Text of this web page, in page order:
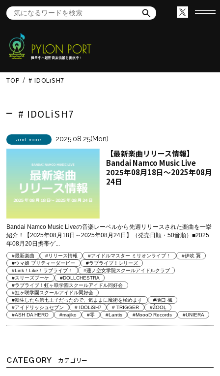
世界中へ最新音楽情報を出航中！
TOP # IDOLiSH7
# IDOLiSH7
and more 2025.08.25(Mon)
【最新楽曲リリース情報】
Bandai Namco Music Live
2025年08月18日～2025年08月
24日
Bandai Namco Music Liveの音楽レーベルから先週リリースされた楽曲を一挙
紹介！【2025年08月18日～2025年08月24日】（発売日順・50音順）■2025
年08月20日携帯ゲ...
#最新楽曲 #リリース情報 #アイドルマスター ミリオンライブ！
#伊吹 翼
#ウマ娘 プリティーダービー
#ラブライブ！シリーズ
#Link！Like！ラブライブ！
#蓮ノ空女学院スクールアイドルクラブ
#スリーズブーケ
#DOLLCHESTRA
#ラブライブ！虹ヶ咲学園スクールアイドル同好会
#虹ヶ咲学園スクールアイドル同好会
#転生したら第七王子だったので、気ままに魔術を極めます
#樋口 楓
#アイドリッシュセブン
# IDOLiSH7 # TRIGGER
#ŹOOĻ
#ASH DA HERO
#majiko #零 #Lantis #MoooD Records #UNIERA
CATEGORY カテゴリー